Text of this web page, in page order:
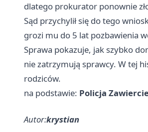
dlatego prokurator ponownie
Sąd przychylił się do tego
grozi mu do 5 lat pozbawienia
Sprawa pokazuje, jak szybko
nie zatrzymują sprawcy. W tej
rodziców.
na podstawie: Policja
Autor:krystian